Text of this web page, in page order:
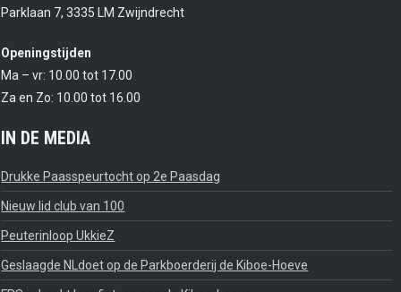
Parklaan 7, 3335 LM Zwijndrecht
Openingstijden
Ma – vr: 10.00 tot 17.00
Za en Zo: 10.00 tot 16.00
IN DE MEDIA
Drukke Paasspeurtocht op 2e Paasdag
Nieuw lid club van 100
Peuterinloop UkkieZ
Geslaagde NLdoet op de Parkboerderij de Kiboe-Hoeve